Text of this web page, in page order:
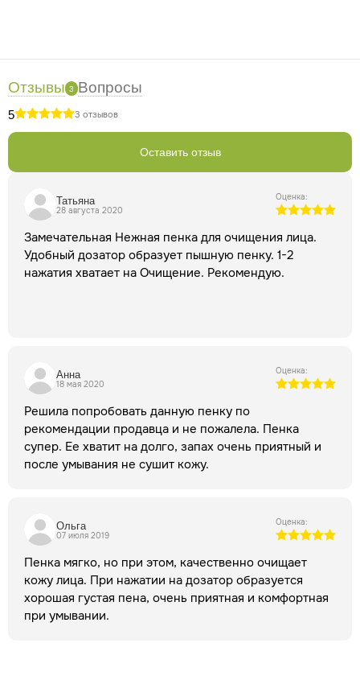
Отзывы 3 Вопросы
Татьяна
28 августа 2020
Оценка:
Замечательная Нежная пенка для очищения лица.
Удобный дозатор образует пышную пенку. 1-2
нажатия хватает на Очищение. Рекомендую.
Анна
18 мая 2020
Оценка:
Решила попробовать данную пенку по
рекомендации продавца и не пожалела. Пенка
супер. Ее хватит на долго, запах очень приятный и
после умывания не сушит кожу.
Ольга
07 июля 2019
Оценка:
Пенка мягко, но при этом, качественно очищает
кожу лица. При нажатии на дозатор образуется
хорошая густая пена, очень приятная и комфортная
при умывании.
5 3 отзывов
Оставить отзыв